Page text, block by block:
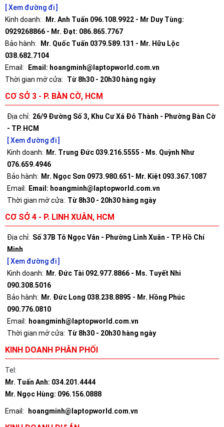
[ Xem đường đi ]
Kinh doanh:
Mr. Anh Tuấn 096.108.9922 - Mr Duy Tùng:
0929268866 - Mr. Đạt: 086.865.7767
Bảo hành:
Mr. Quốc Tuấn 0379.589.131 - Mr. Hữu Lộc
038.682.7104
Email:
Email: hoangminh@laptopworld.com.vn
Thời gian mở cửa:
Từ 8h30 - 20h30 hàng ngày
CƠ SỞ 3 - P. BÀN CỜ, HCM
Địa chỉ: 26/9 Đường Số 3, Khu Cư Xá Đô Thành - Phường Bàn Cờ
- TP. HCM
[ Xem đường đi ]
Kinh doanh: Mr. Trung Đức 039.216.5555 - Ms. Quỳnh Như
076.659.4946
Bảo hành: Mr. Ngọc Sơn 0973.980.651- Mr. Kiệt 093.367.1087
Email: Email: hoangminh@laptopworld.com.vn
Thời gian mở cửa: Từ 8h30 - 20h30 hàng ngày
CƠ SỞ 4 - P. LINH XUÂN, HCM
Địa chỉ: Số 37B Tô Ngọc Vân - Phường Linh Xuân - TP. Hồ Chí
Minh
[ Xem đường đi ]
Kinh doanh: Mr. Đức Tài 092.977.8866 - Ms. Tuyết Nhi
090.308.5016
Bảo hành: Mr. Đức Long 038.238.8895 - Mr. Hồng Phúc
090.776.0810
Email: hoangminh@laptopworld.com.vn
Thời gian mở cửa: Từ 8h30 - 20h30 hàng ngày
KINH DOANH PHÂN PHỐI
Tel:
Mr. Tuấn Anh: 034.201.4444
Mr. Ngọc Hùng: 096.156.0888
Email: hoangminh@laptopworld.com.vn